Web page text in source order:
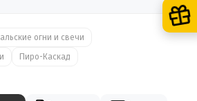
огни и свечи
Пиро-Каскад